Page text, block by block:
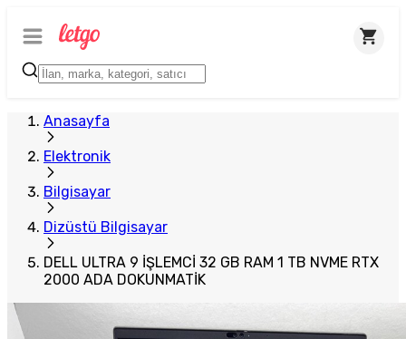
Anasayfa
Elektronik
Bilgisayar
Dizüstü Bilgisayar
DELL ULTRA 9 İŞLEMCİ 32 GB RAM 1 TB NVME RTX
2000 ADA DOKUNMATİK